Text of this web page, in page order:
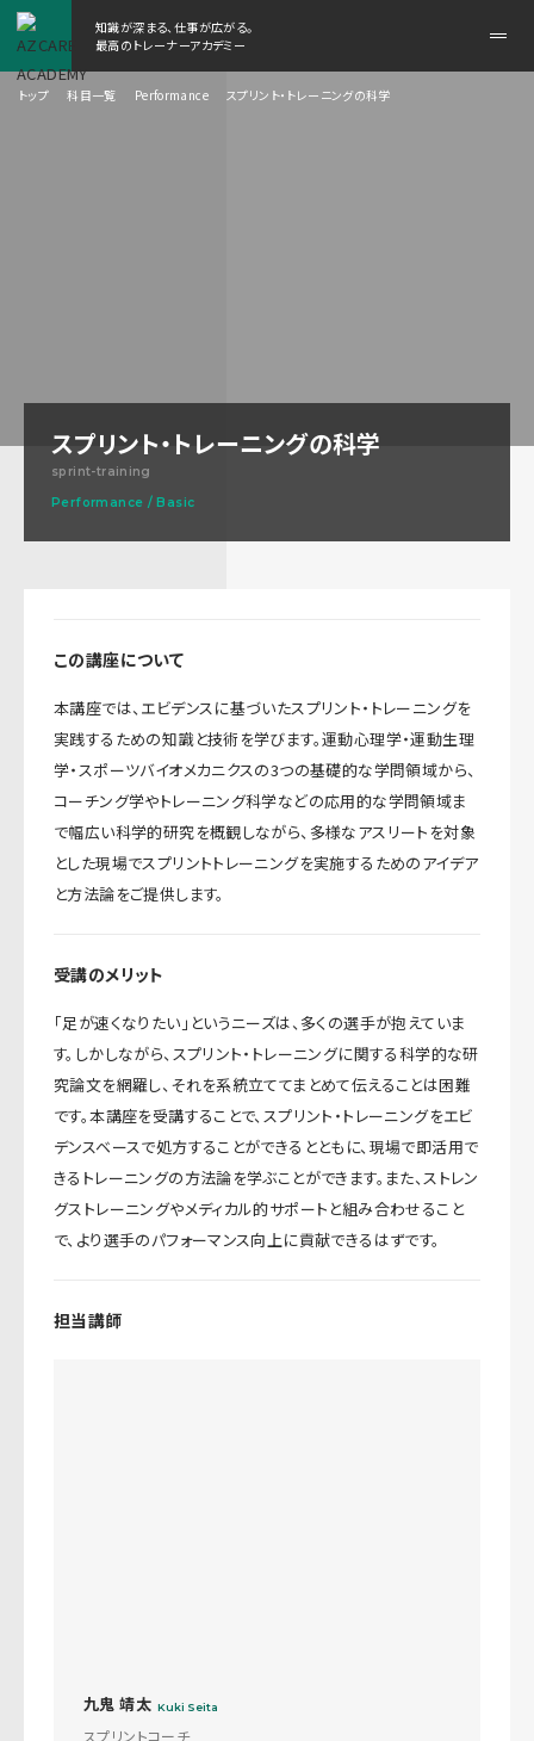
知識が深まる、仕事が広がる。
最高のトレーナーアカデミー
ニ
トップ 科目一覧 Performance スプリント・トレーニングの科学
スプリント・トレーニングの科学
sprint-training
Performance / Basic
この講座について
本講座では、エビデンスに基づいたスプリント・トレーニングを
実践するための知識と技術を学びます。運動心理学・運動生理
学・スポーツバイオメカニクスの3つの基礎的な学問領域から、
コーチング学やトレーニング科学などの応用的な学問領域ま
で幅広い科学的研究を概観しながら、多様なアスリートを対象
とした現場でスプリントトレーニングを実施するためのアイデア
と方法論をご提供します。
受講のメリット
「足が速くなりたい」というニーズは、多くの選手が抱えていま
す。しかしながら、スプリント・トレーニングに関する科学的な研
究論文を網羅し、それを系統立ててまとめて伝えることは困難
です。本講座を受講することで、スプリント・トレーニングをエビ
デンスベースで処方することができるとともに、現場で即活用で
きるトレーニングの方法論を学ぶことができます。また、ストレン
グストレーニングやメディカル的サポートと組み合わせること
で、より選手のパフォーマンス向上に貢献できるはずです。
担当講師
九鬼 靖太 Kuki Seita
スプリントコーチ